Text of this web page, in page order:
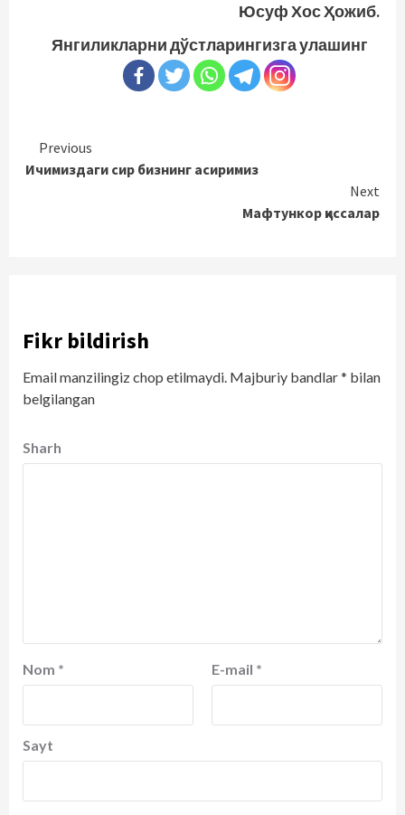
Юсуф Хос Ҳожиб.
Янгиликларни дўстларингизга улашинг
Continue
Reading
Previous
Ичимиздаги сир бизнинг асиримиз
Next
Мафтункор қиссалар
Fikr bildirish
Email manzilingiz chop etilmaydi. Majburiy bandlar* bilan
belgilangan
Sharh
Nom * E-mail *
Sayt